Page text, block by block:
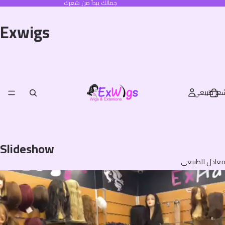
جمالك يبدأ من شعرك
Exwigs
طبيعي
للطبيعي
Slideshow